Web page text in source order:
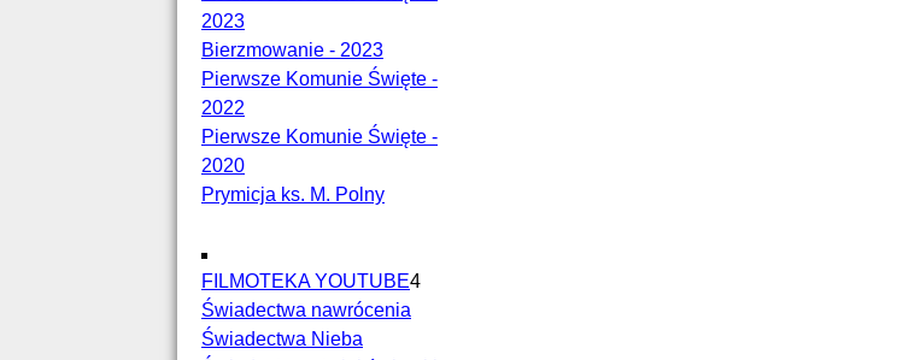
2023
Bierzmowanie - 2023
Pierwsze Komunie Święte -
2022
Pierwsze Komunie Święte -
2020
Prymicja ks. M. Polny
FILMOTEKA YOUTUBE4
Świadectwa nawrócenia
Świadectwa Nieba